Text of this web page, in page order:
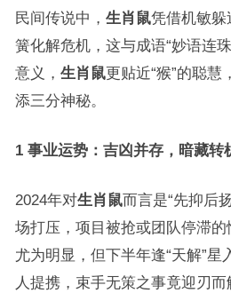
民间传说中， 生肖鼠凭借机敏躲
簧化解危机，这与成语“妙语连
意义， 生肖鼠更贴近“猴”的聪慧
添三分神秘。
1 事业运势：吉凶并存，暗藏转
2024年对生肖鼠而言是“先抑后
场打压，项目被抢或团队停滞
尤为明显，但下半年逢“天解”星
人提携，束手无策之事竟迎刃